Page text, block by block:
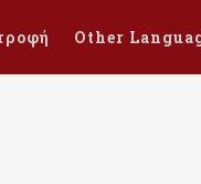
Other